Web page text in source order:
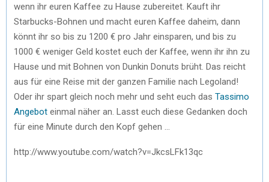
wenn ihr euren Kaffee zu Hause zubereitet. Kauft ihr
Starbucks-Bohnen und macht euren Kaffee daheim, dann
könnt ihr so bis zu 1200 € pro Jahr einsparen, und bis zu
1000 € weniger Geld kostet euch der Kaffee, wenn ihr ihn zu
Hause und mit Bohnen von Dunkin Donuts brüht. Das reicht
aus für eine Reise mit der ganzen Familie nach Legoland!
Oder ihr spart gleich noch mehr und seht euch das Tassimo
Angebot einmal näher an. Lasst euch diese Gedanken doch
für eine Minute durch den Kopf gehen …
http://www.youtube.com/watch?v=JkcsLFk13qc